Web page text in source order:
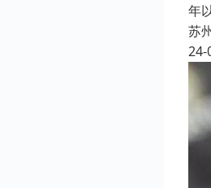
年
苏
24-